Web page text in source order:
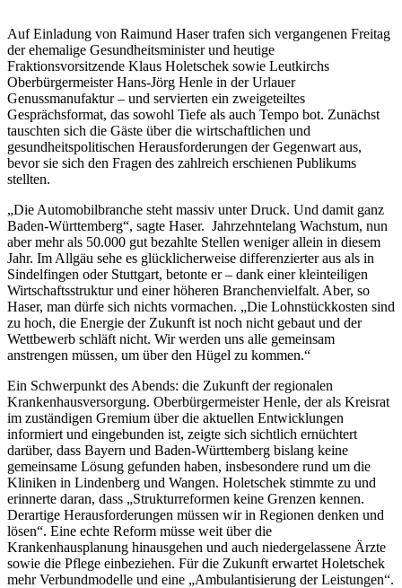
Auf Einladung von Raimund Haser trafen sich vergangenen Freitag
der ehemalige Gesundheitsminister und heutige
Fraktionsvorsitzende Klaus Holetschek sowie Leutkirchs
Oberbürgermeister Hans-Jörg Henle in der Urlauer
Genussmanufaktur – und servierten ein zweigeteiltes
Gesprächsformat, das sowohl Tiefe als auch Tempo bot. Zunächst
tauschten sich die Gäste über die wirtschaftlichen und
gesundheitspolitischen Herausforderungen der Gegenwart aus,
bevor sie sich den Fragen des zahlreich erschienen Publikums
stellten.
„Die Automobilbranche steht massiv unter Druck. Und damit ganz
Baden-Württemberg“, sagte Haser. Jahrzehntelang Wachstum, nun
aber mehr als 50.000 gut bezahlte Stellen weniger allein in diesem
Jahr. Im Allgäu sehe es glücklicherweise differenzierter aus als in
Sindelfingen oder Stuttgart, betonte er – dank einer kleinteiligen
Wirtschaftsstruktur und einer höheren Branchenvielfalt. Aber, so
Haser, man dürfe sich nichts vormachen. „Die Lohnstückkosten sind
zu hoch, die Energie der Zukunft ist noch nicht gebaut und der
Wettbewerb schläft nicht. Wir werden uns alle gemeinsam
anstrengen müssen, um über den Hügel zu kommen.“
Ein Schwerpunkt des Abends: die Zukunft der regionalen
Krankenhausversorgung. Oberbürgermeister Henle, der als Kreisrat
im zuständigen Gremium über die aktuellen Entwicklungen
informiert und eingebunden ist, zeigte sich sichtlich ernüchtert
darüber, dass Bayern und Baden-Württemberg bislang keine
gemeinsame Lösung gefunden haben, insbesondere rund um die
Kliniken in Lindenberg und Wangen. Holetschek stimmte zu und
erinnerte daran, dass „Strukturreformen keine Grenzen kennen.
Derartige Herausforderungen müssen wir in Regionen denken und
lösen“. Eine echte Reform müsse weit über die
Krankenhausplanung hinausgehen und auch niedergelassene Ärzte
sowie die Pflege einbeziehen. Für die Zukunft erwartet Holetschek
mehr Verbundmodelle und eine „Ambulantisierung der Leistungen“.